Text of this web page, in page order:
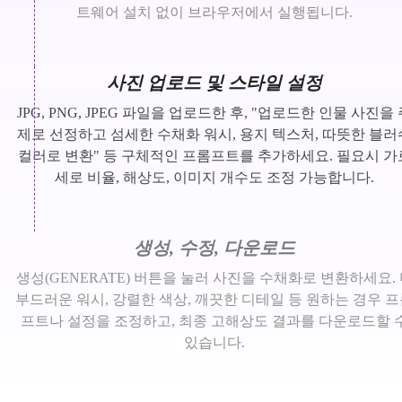
트웨어 설치 없이 브라우저에서 실행됩니다.
사진 업로드 및 스타일 설정
JPG, PNG, JPEG 파일을 업로드한 후, "업로드한 인물 사진을
제로 선정하고 섬세한 수채화 워시, 용지 텍스처, 따뜻한 블러
컬러로 변환" 등 구체적인 프롬프트를 추가하세요. 필요시 가
세로 비율, 해상도, 이미지 개수도 조정 가능합니다.
생성, 수정, 다운로드
생성(GENERATE) 버튼을 눌러 사진을 수채화로 변환하세요.
부드러운 워시, 강렬한 색상, 깨끗한 디테일 등 원하는 경우 프
프트나 설정을 조정하고, 최종 고해상도 결과를 다운로드할
있습니다.